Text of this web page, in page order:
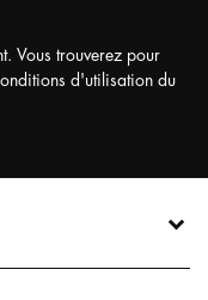
Vous trouverez pour
d'utilisation du